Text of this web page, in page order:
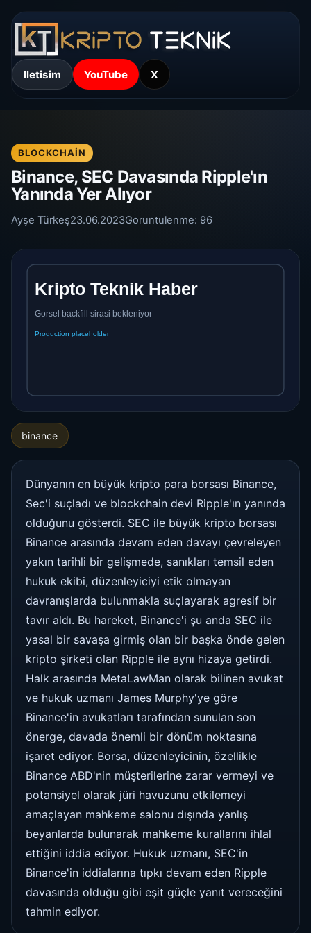
Iletisim YouTube X
BLOCKCHAIN
Binance, SEC Davasında Ripple'ın
Yanında Yer Alıyor
Ayşe Türkeş23.06.2023Goruntulenme: 96
binance
Dünyanın en büyük kripto para borsası Binance,
Sec'i suçladı ve blockchain devi Ripple'ın yanında
olduğunu gösterdi. SEC ile büyük kripto borsası
Binance arasında devam eden davayı çevreleyen
yakın tarihli bir gelişmede, sanıkları temsil eden
hukuk ekibi, düzenleyiciyi etik olmayan
davranışlarda bulunmakla suçlayarak agresif bir
tavır aldı. Bu hareket, Binance'i şu anda SEC ile
yasal bir savaşa girmiş olan bir başka önde gelen
kripto şirketi olan Ripple ile aynı hizaya getirdi.
Halk arasında MetaLawMan olarak bilinen avukat
ve hukuk uzmanı James Murphy'ye göre
Binance'in avukatları tarafından sunulan son
önerge, davada önemli bir dönüm noktasına
işaret ediyor. Borsa, düzenleyicinin, özellikle
Binance ABD'nin müşterilerine zarar vermeyi ve
potansiyel olarak jüri havuzunu etkilemeyi
amaçlayan mahkeme salonu dışında yanlış
beyanlarda bulunarak mahkeme kurallarını ihlal
ettiğini iddia ediyor. Hukuk uzmanı, SEC'in
Binance'in iddialarına tıpkı devam eden Ripple
davasında olduğu gibi eşit güçle yanıt vereceğini
tahmin ediyor.